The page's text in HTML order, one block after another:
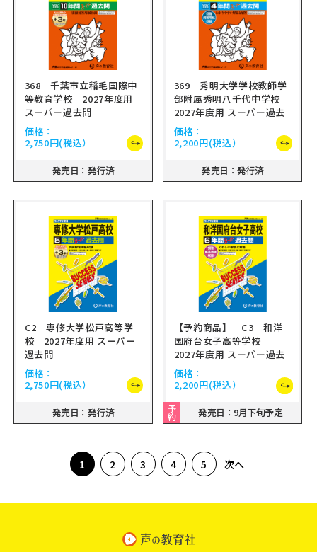
368 千葉市立稲毛国際中
等教育学校 2027年度用
スーパー過去問
価格：
2,750円(税込）
発売日：発行済
369 秀明大学学校教師学
部附属秀明八千代中学校
2027年度用 スーパー過去
問
価格：
2,200円(税込）
発売日：発行済
C2 専修大学松戸高等学
校 2027年度用 スーパー
過去問
価格：
2,750円(税込）
発売日：発行済
【予約商品】 C3 和洋
国府台女子高等学校
2027年度用 スーパー過去
問
価格：
2,200円(税込）
予
約 発売日：9月下旬予定
1 2 3 4 5 次へ